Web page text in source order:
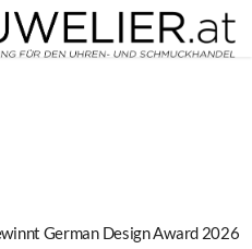
German Design Award 2026